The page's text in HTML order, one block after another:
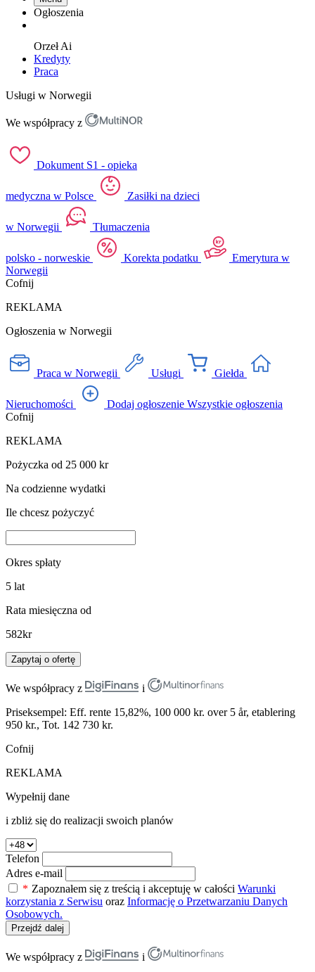
Ogłoszenia
OrzełAi
Kredyty
Praca
Usługi w Norwegii
We współpracy z
Dokument S1 - opieka
medyczna w Polsce Zasiłki na dzieci
w Norwegii Tłumaczenia
polsko - norweskie Korekta podatku
Emerytura w
Norwegii
Cofnij
REKLAMA
Ogłoszenia w Norwegii
Praca w Norwegii Usługi Giełda
Nieruchomości Dodaj ogłoszenie Wszystkie ogłoszenia
Cofnij
REKLAMA
Pożyczka od 25 000 kr
Na codzienne wydatki
Ile chcesz pożyczyć
Okres spłaty
5 lat
Rata miesięczna od
582kr
Zapytaj o ofertę
We współpracy z
i
Priseksempel: Eff. rente 15,82%, 100 000 kr. over 5 år, etablering
950 kr., Tot. 142 730 kr.
Cofnij
REKLAMA
Wypełnij dane
i zbliż się do realizacji swoich planów
Telefon
Adres e-mail
* Zapoznałem się z treścią i akceptuję w całości Warunki
korzystania z Serwisu oraz Informację o Przetwarzaniu Danych
Osobowych.
Przejdź dalej
We współpracy z
i